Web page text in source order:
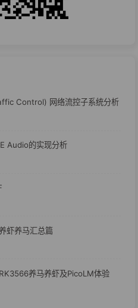
Control) 网络流控子系统分析
Audio的实现分析
虾养马汇总篇
养马养虾及PicoLM体验